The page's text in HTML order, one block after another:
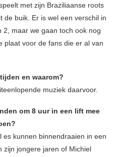
met zijn Braziliaanse roots
de buik. Er is wel een verschil in
2, maar we gaan toch ook nog
plaat voor de fans die er al van
en waarom?
muziek daarvoor.
om 8 uur in een lift mee
es kunnen binnendraaien in een
zijn jongere jaren of Michiel